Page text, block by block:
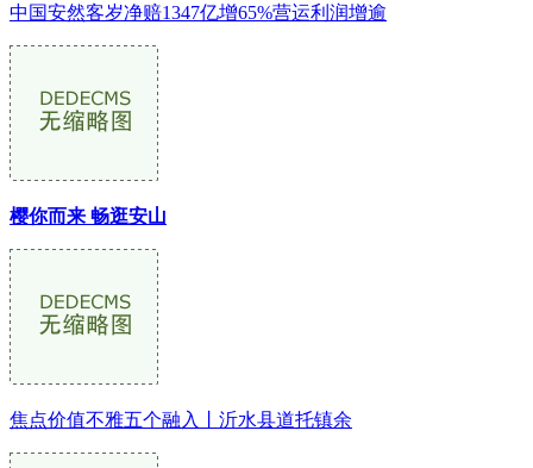
中国安然客岁净赔1347亿增65%营运利润增逾
樱你而来 畅逛安山
焦点价值不雅五个融入丨沂水县道托镇余